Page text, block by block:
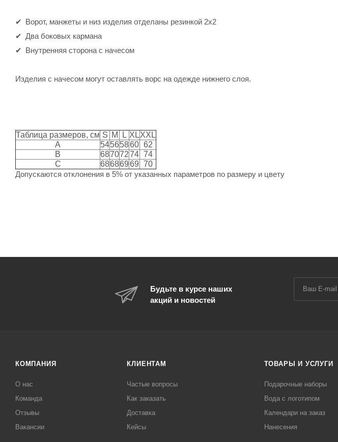
Ворот, манжеты и низ изделия отделаны резинкой 2х2
Два боковых кармана
Внутренняя сторона с начесом
Изделия с начесом могут оставлять ворс на одежде нижнего слоя.
Таблица размеров, см S M L XLXXL
A
54565860 62
B
68707274 74
C
68686969 70
Допускаются отклонения в 5% от указанных параметров по размеру и цвету
Будьте в курсе наших
акций и новостей
КОМПАНИЯ
О нас
Команда
Отзывы
Вакансии
КЛИЕНТАМ
Частые вопросы
Как заказать
Доставка
Кейсы
ТОВАРЫ И УСЛУГИ
Подарочные наборы
Вода с логотипом
Календари на заказ
Нанесения